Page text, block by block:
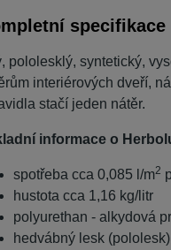
specifikace
pololesklý, syntetický,
interiérových dveří,
stačí jeden nátěr.
informace o
spotřeba cca 0,085 l/m2
hustota cca 1,16 kg/litr
polyurethan - alkydová
hedvábný lesk (pololesk)